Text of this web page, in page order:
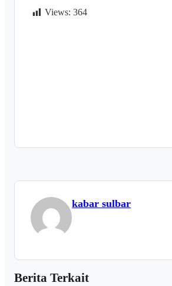
Views: 364
kabar sulbar
Berita Terkait